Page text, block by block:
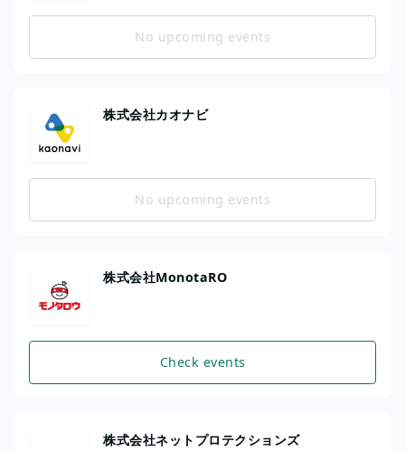
No upcoming events
株式会社カオナビ
No upcoming events
株式会社MonotaRO
Check events
株式会社ネットプロテクションズ